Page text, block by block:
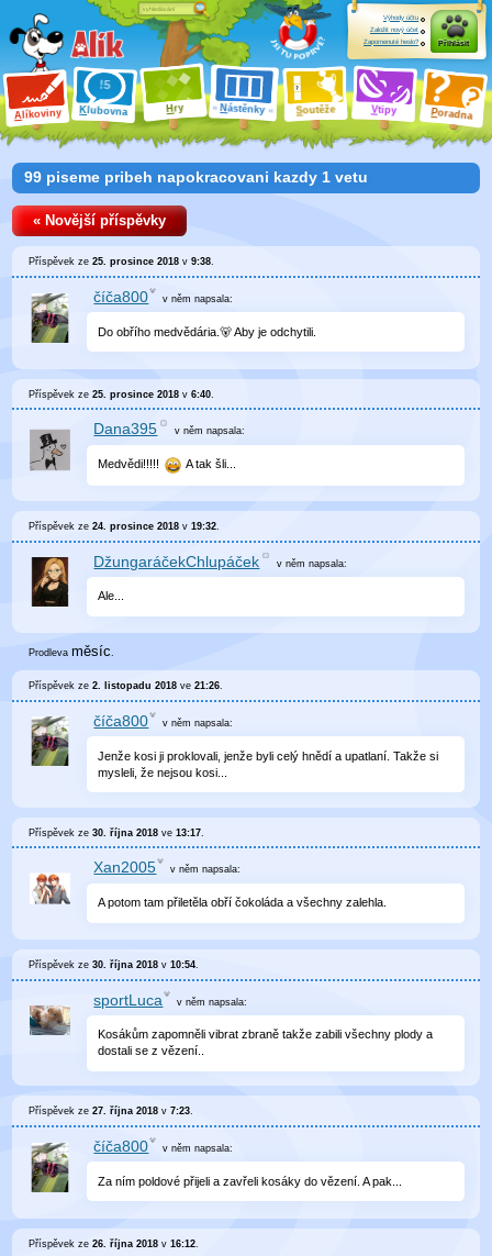
Alíkoviny Klubovna Hry Nástěnky Soutěže Vtipy Poradna
Výhody účtu
Založit nový účet
Zapomenuté heslo?
Přihlásit
99 piseme pribeh napokracovani kazdy 1 vetu
« Novější příspěvky
Příspěvek ze25. prosince 2018 v9:38.
číča800 v něm napsala:
Do obřího medvědária.🐻 Aby je odchytili.
Příspěvek ze25. prosince 2018 v6:40
Dana395 v němnapsala:
Medvědi!!!!! A tak šli...
Příspěvek ze24. prosince 2018 v19:32
DžungaráčekChlupáček v němnapsala:
Ale...
Prodleva měsíc.
Příspěvek ze2. listopadu 2018 ve21:26.
číča800 v něm napsala:
Jenže kosi ji proklovali, jenže byli celý hnědí a upatlaní. Takže si
mysleli, že nejsou kosi...
Příspěvek ze30. října 2018 ve13:17
Xan2005 v něm napsala:
A potom tam přiletěla obří čokoláda a všechny zalehla.
Příspěvek ze30. října 2018 v10:54
sportLuca v něm napsala:
Kosákům zapomněli vibrat zbraně takže zabili všechny plody a
dostali se z vězení..
Příspěvek ze27. října 2018 v7:23.
číča800 v něm napsala:
Za ním poldové přijeli a zavřeli kosáky do vězení. A pak...
Příspěvek ze26. října 2018 v16:12